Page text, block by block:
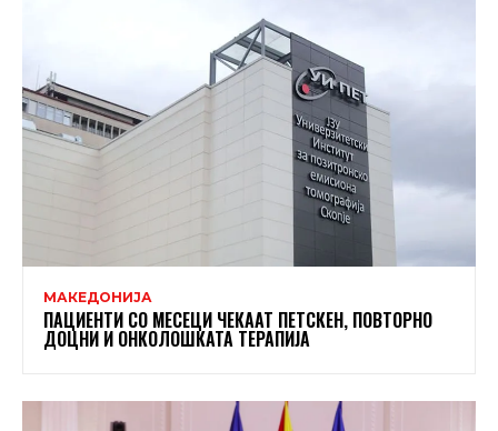
МАКЕДОНИЈА
ПАЦИЕНТИ СО МЕСЕЦИ ЧЕКААТ ПЕТСКЕН, ПОВТОРНО
ДОЦНИ И ОНКОЛОШКАТА ТЕРАПИЈА